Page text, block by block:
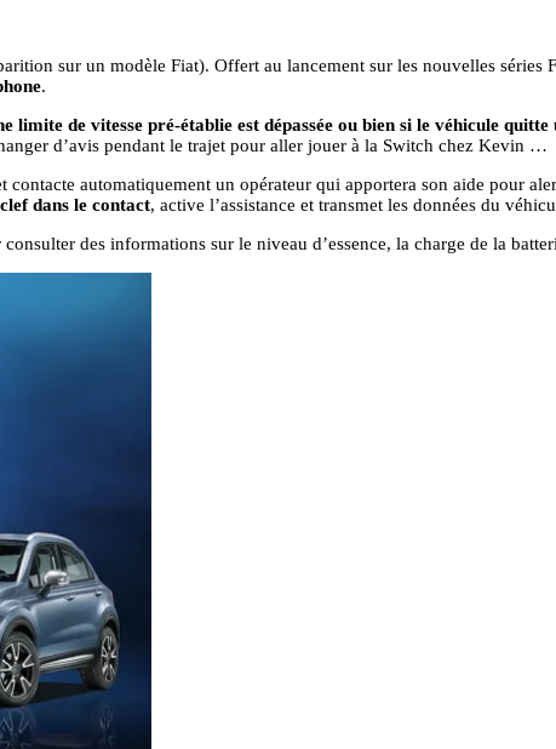
sur un modèle Fiat). Offert au lancement sur les nouvelles séries
.
limite de vitesse pré-établie est dépassée ou bien si le véhicule quitte
d’avis pendant le trajet pour aller jouer à la Switch chez Kevin …
automatiquement un opérateur qui apportera son aide pour
dans le contact, active l’assistance et transmet les données du
des informations sur le niveau d’essence, la charge de la